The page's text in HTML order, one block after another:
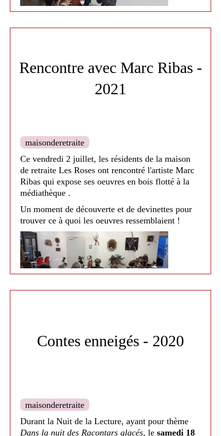
Rencontre avec Marc Ribas -
2021
maisonderetraite
Ce vendredi 2 juillet, les résidents de la maison
de retraite Les Roses ont rencontré l'artiste Marc
Ribas qui expose ses oeuvres en bois flotté à la
médiathèque .
Un moment de découverte et de devinettes pour
trouver ce à quoi les oeuvres ressemblaient !
Contes enneigés - 2020
maisonderetraite
Durant la Nuit de la Lecture, ayant pour thème
Dans la nuit des Racontars glacés, le samedi 18